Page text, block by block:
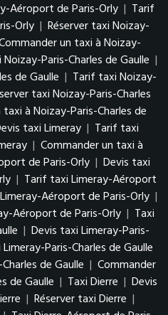
Aéroport de Paris-Orly | Tarif
Orly | Réserver taxi Noizay-
un taxi à Noizay-
Noizay-Paris-Charles de Gaulle |
de Gaulle | Tarif taxi Noizay-
taxi Noizay-Paris-Charles
à Noizay-Paris-Charles de
taxi Limeray | Tarif taxi
| Commander un taxi à
de Paris-Orly | Devis taxi
| Tarif taxi Limeray-Aéroport
Aéroport de Paris-Orly |
Aéroport de Paris-Orly | Taxi
| Devis taxi Limeray-Paris-
Paris-Charles de Gaulle
de Gaulle | Commander
de Gaulle | Taxi Dierre | Devis
| Réserver taxi Dierre |